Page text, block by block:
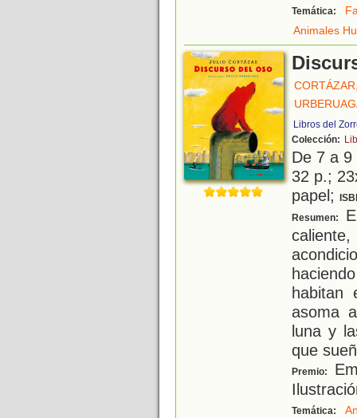
Temática:
Animales
Libros del
Colección:
De 7 a
32 p.;
papel;
Resumen:
habitan
asoma
luna y
que
Premio:
Temática: